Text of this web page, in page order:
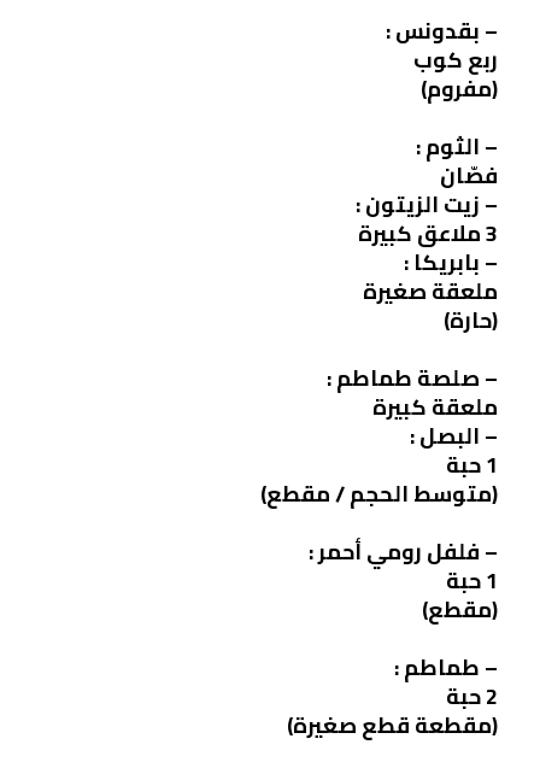
– بقدونس :
ربع كوب
(مفروم)
– الثوم :
فصّان
– زيت الزيتون :
3 ملاعق كبيرة
– بابريكا :
ملعقة صغيرة
(حارة)
– صلصة طماطم :
ملعقة كبيرة
– البصل :
1 حبة
(متوسط الحجم / مقطع)
– فلفل رومي أحمر :
1 حبة
(مقطع)
– طماطم :
2 حبة
(مقطعة قطع صغيرة)